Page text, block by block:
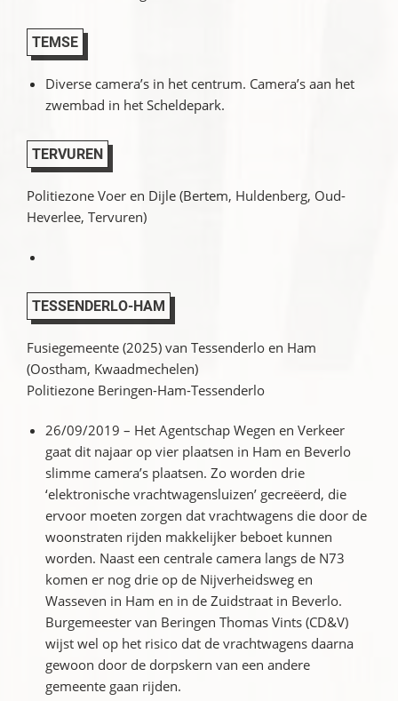
TEMSE
Diverse camera’s in het centrum. Camera’s aan het
zwembad in het Scheldepark.
TERVUREN
Politiezone Voer en Dijle (Bertem, Huldenberg, Oud-
Heverlee, Tervuren)
TESSENDERLO-HAM
Fusiegemeente (2025) van Tessenderlo en Ham
(Oostham, Kwaadmechelen)
Politiezone Beringen-Ham-Tessenderlo
26/09/2019 – Het Agentschap Wegen en Verkeer
gaat dit najaar op vier plaatsen in Ham en Beverlo
slimme camera’s plaatsen. Zo worden drie
‘elektronische vrachtwagensluizen’ gecreëerd, die
ervoor moeten zorgen dat vrachtwagens die door de
woonstraten rijden makkelijker beboet kunnen
worden. Naast een centrale camera langs de N73
komen er nog drie op de Nijverheidsweg en
Wasseven in Ham en in de Zuidstraat in Beverlo.
Burgemeester van Beringen Thomas Vints (CD&V)
wijst wel op het risico dat de vrachtwagens daarna
gewoon door de dorpskern van een andere
gemeente gaan rijden.